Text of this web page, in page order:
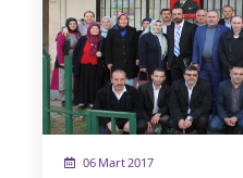
06 Mart 2017